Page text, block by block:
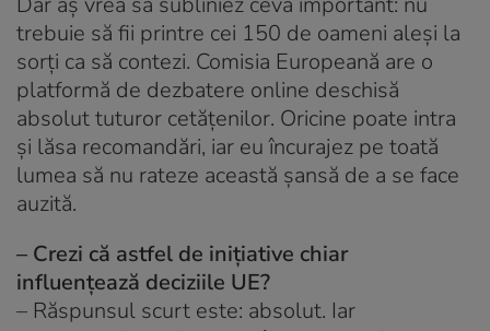
trebuie să fii printre cei 150 de oameni aleși la
sorți ca să contezi. Comisia Europeană are o
platformă de dezbatere online deschisă
absolut tuturor cetățenilor. Oricine poate intra
și lăsa recomandări, iar eu încurajez pe toată
lumea să nu rateze această șansă de a se face
auzită.
– Crezi că astfel de inițiative chiar
influențează deciziile UE?
– Răspunsul scurt este: absolut. Iar